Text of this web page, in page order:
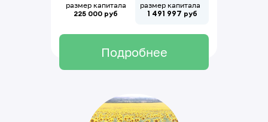
размер капитала
225 000 руб
размер капитала
1 491 997 руб
Подробнее